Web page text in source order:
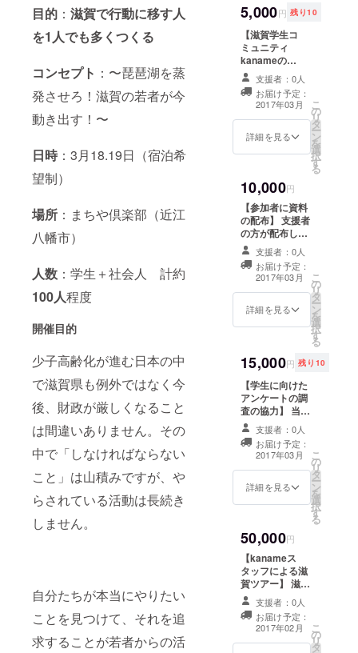
目的 ： 滋賀で行動に移す人
を1人でも多くつくる
コンセプト ：〜琵琶湖を蒸
発させろ！滋賀の若者が今
動き出す！〜
日時：3月18.19日（宿泊希
望制）
場所 ：まちや倶楽部（近江
八幡市）
人数 ：学生＋社会人 計約
100人程度
開催目的
少子高齢化が進む日本の中
で滋賀県も例外ではなく今
後、財政が厳しくなること
は間違いありません。 その
中で「しなければならない
こと」は山積みですが、や
らされている活動は長続き
しません。
自分たちが本当にやりたい
ことを見つけて、それを追
求することが若者からの活
新たにプロ
ジェクトを
進めて滋賀
県の活性化
に繋げてい
きたいと考
えていま
す。
のや参加者の感
想、企画の振り
返りを載せた報
告書を差し上げ
ます。 購入いた
だいた方のみへ
の限定公開品と
なります。 【お
礼のメッセー
ジ】 スタッフか
らのお礼のメッ
セージをメール
の進行に支障を
きたすものや法
律に抵触するも
の等お取り扱い
頂けない内容も
ございますので
ご了承ください
ませ。
5,000円 残り10
【滋賀学生コ
ミュニティ
kanameの
Facebookペー
ジに記事掲載】
購入者の方に直
接インタビュー
させていただい
て、滋賀学生コ
ジに記事を掲載
いたします。イ
ンタビュー内容
は自由になりま
す。今活動して
いることをお伝
えいただいて
も、広告を載せ
ていただいても
大丈夫です。
【報告書】 「近
江の国ミライ会
えたものや参加
者の感想、企画
の振り返りを載
せた報告書を差
し上げます。 購
入いただいた方
のみへの限定公
開品となりま
す。 【お礼の
メッセージ】 ス
タッフからのお
礼のメッセージ
をメールで差し
ベントの進行に
支障をきたすも
のや法律に抵触
するもの等お取
り扱い頂けない
内容もございま
すのでご了承く
ださいませ。
支援者：0人
お届け予定：
2017年03月
詳細を見る
こ
の
リ
タ
ー
ン
を
選
択
す
る
10,000円
【参加者に資料
の配布】 支援者
の方が配布した
い資料をイベン
ト当日にお配り
いたします。
【報告書】 「近
江の国ミライ会
議」を通して与
せた報告書を差
し上げます。 購
入いただいた方
のみへの限定公
開品となりま
す。 【お礼の
メッセージ】 ス
タッフからのお
礼のメッセージ
上げます。 ※イ
ベントの進行に
するもの等お取
り扱い頂けない
内容もございま
すのでご了承く
ださいませ。
支援者：0人
お届け予定：
2017年03月
詳細を見る
こ
の
リ
タ
ー
ン
を
選
択
す
る
15,000円 残り10
【学生に向けた
アンケートの調
査の協力】 当日
参加する約60名
の滋賀にゆかり
のある学生に対
しアンケートを
お取りいただく
ことが出来ま
告書】 「近江の
国ミライ会議」
を通して与えた
ものや参加者の
感想、企画の振
り返りを載せた
報告書を差し上
げます。 購入い
ただいた方のみ
支援者：0人
お届け予定：
2017年03月
詳細を見る
こ
の
リ
タ
ー
ン
を
選
択
す
る
50,000円
【kanameス
タッフによる滋
賀ツアー】 滋賀
が大好きなス
タッフによる滋
賀を満喫しまく
れるツアーを行
います。 支援者
支援者：0人
お届け予定：
2017年02月
こ
の
リ
タ